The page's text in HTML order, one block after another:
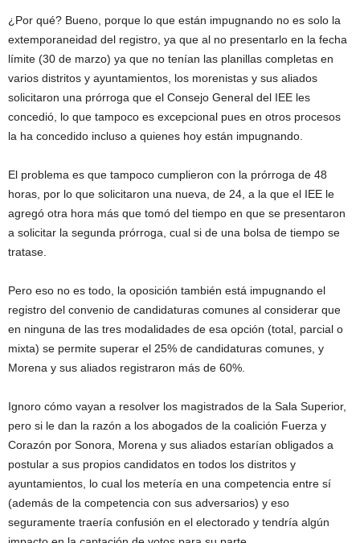
¿Por qué? Bueno, porque lo que están impugnando no es solo la
extemporaneidad del registro, ya que al no presentarlo en la fecha
límite (30 de marzo) ya que no tenían las planillas completas en
varios distritos y ayuntamientos, los morenistas y sus aliados
solicitaron una prórroga que el Consejo General del IEE les
concedió, lo que tampoco es excepcional pues en otros procesos
la ha concedido incluso a quienes hoy están impugnando.
El problema es que tampoco cumplieron con la prórroga de 48
horas, por lo que solicitaron una nueva, de 24, a la que el IEE le
agregó otra hora más que tomó del tiempo en que se presentaron
a solicitar la segunda prórroga, cual si de una bolsa de tiempo se
tratase.
Pero eso no es todo, la oposición también está impugnando el
registro del convenio de candidaturas comunes al considerar que
en ninguna de las tres modalidades de esa opción (total, parcial o
mixta) se permite superar el 25% de candidaturas comunes, y
Morena y sus aliados registraron más de 60%.
Ignoro cómo vayan a resolver los magistrados de la Sala Superior,
pero si le dan la razón a los abogados de la coalición Fuerza y
Corazón por Sonora, Morena y sus aliados estarían obligados a
postular a sus propios candidatos en todos los distritos y
ayuntamientos, lo cual los metería en una competencia entre sí
(además de la competencia con sus adversarios) y eso
seguramente traería confusión en el electorado y tendría algún